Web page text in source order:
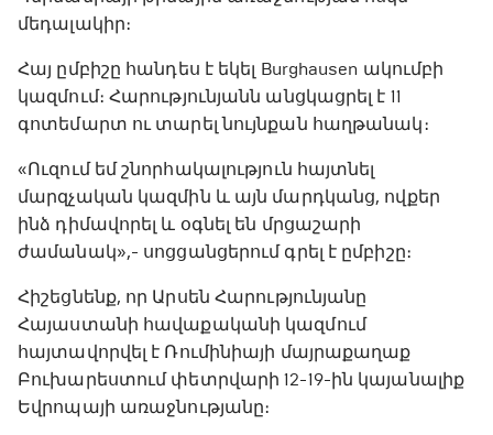
մեդալակիր։
Հայ ըմբիշը հանդես է եկել Burghausen ակումբի
կազմում։ Հարությունյանն անցկացրել է 11
գոտեմարտ ու տարել նույնքան հաղթանակ։
«Ուզում եմ շնորհակալություն հայտնել
մարզչական կազմին և այն մարդկանց, ովքեր
ինձ դիմավորել և օգնել են մրցաշարի
ժամանակ»,- սոցցանցերում գրել է ըմբիշը։
Հիշեցնենք, որ Արսեն Հարությունյանը
Հայաստանի հավաքականի կազմում
հայտավորվել է Ռումինիայի մայրաքաղաք
Բուխարեստում փետրվարի 12-19-ին կայանալիք
Եվրոպայի առաջնությանը։